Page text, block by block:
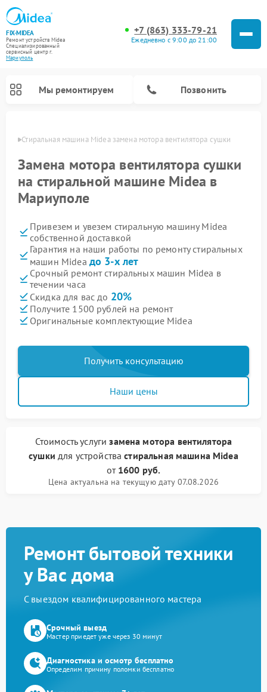
FIX-MIDEA
Ремонт устройств Midea
Специализированный
cервисный центр г.
Мариуполь
+7 (863) 333-79-21
Ежедневно с 9:00 до 21:00
Мы ремонтируем Позвонить
Стиральная машина Midea замена мотора вентилятора сушки
Замена мотора вентилятора сушки
на стиральной машине Midea в
Мариуполе
Привезем и увезем стиральную машину Midea
собственной доставкой
Гарантия на наши работы по ремонту стиральных
машин Midea до 3-х лет
Срочный ремонт стиральных машин Midea в
течении часа
Скидка для вас до 20%
Получите 1500 рублей на ремонт
Оригинальные комплектующие Midea
Получить консультацию
Наши цены
Стоимость услугизамена мотора вентилятора
сушки для устройствастиральная машина Midea
от 1600 руб.
Цена актуальна на текущую дату 07.08.2026
Ремонт бытовой техники
у Вас дома
С выездом квалифицированного мастера
Срочный выезд
Мастер приедет уже через 30 минут
Диагностика и осмотр бесплатно
Определим причину поломки бесплатно